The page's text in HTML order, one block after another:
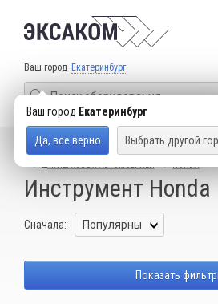
Ваш город Екатеринбург
Ваш город Екатеринбург
Да, все верно Выбрать другой
КАТАЛОГ ТОВАРОВ
СПЕЦИАЛЬНЫЙ
Сначала:
Инструмент Honda
Показать